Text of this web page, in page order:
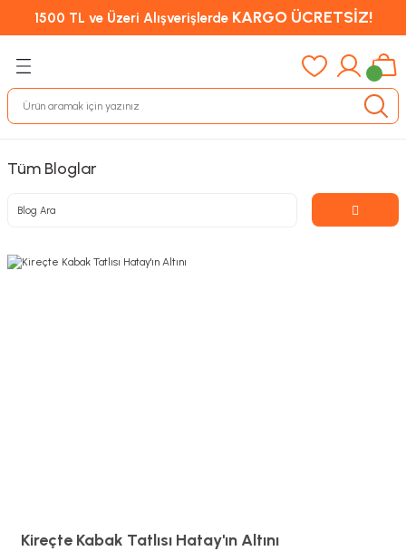
1500 TL ve Üzeri Alışverişlerde KARGO ÜCRETSİZ!
Tüm Bloglar
Kireçte Kabak Tatlısı Hatay'ın Altını